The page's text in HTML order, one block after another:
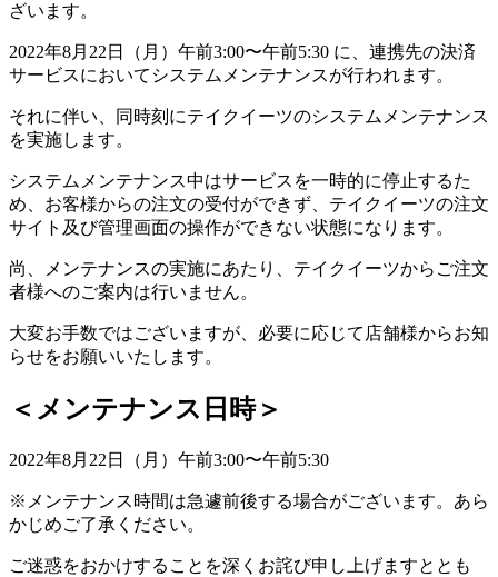
ざいます。
2022年8月22日（月）午前3:00〜午前5:30 に、連携先の決済
サービスにおいてシステムメンテナンスが行われます。
それに伴い、同時刻にテイクイーツのシステムメンテナンス
を実施します。
システムメンテナンス中はサービスを一時的に停止するた
め、お客様からの注文の受付ができず、テイクイーツの注文
サイト及び管理画面の操作ができない状態になります。
尚、メンテナンスの実施にあたり、テイクイーツからご注文
者様へのご案内は行いません。
大変お手数ではございますが、必要に応じて店舗様からお知
らせをお願いいたします。
＜ メンテナンス日時＞
2022年8月22日（月）午前3:00〜午前5:30
※メンテナンス時間は急遽前後する場合がございます。あら
かじめご了承ください。
ご迷惑をおかけすることを深くお詫び申し上げますととも